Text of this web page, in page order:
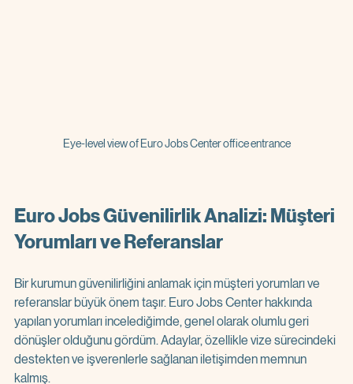
Eye-level view of Euro Jobs Center office entrance
Euro Jobs Güvenilirlik Analizi: Müşteri
Yorumları ve Referanslar
Bir kurumun güvenilirliğini anlamak için müşteri yorumları ve
referanslar büyük önem taşır. Euro Jobs Center hakkında
yapılan yorumları incelediğimde, genel olarak olumlu geri
dönüşler olduğunu gördüm. Adaylar, özellikle vize sürecindeki
destekten ve işverenlerle sağlanan iletişimden memnun
kalmış.